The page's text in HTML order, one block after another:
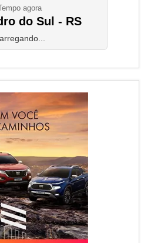
agora
do Sul - RS